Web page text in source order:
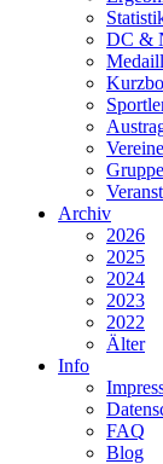
DC &
Vereine
Archiv
2026
2025
2024
2023
2022
Älter
Info
FAQ
Blog